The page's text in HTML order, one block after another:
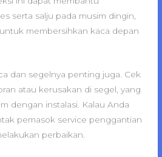
serta salju pada musim dingin,
membersihkan kaca depan
dan segelnya penting juga. Cek
atau kerusakan di segel, yang
dengan instalasi. Kalau Anda
pemasok service penggantian
perbaikan.